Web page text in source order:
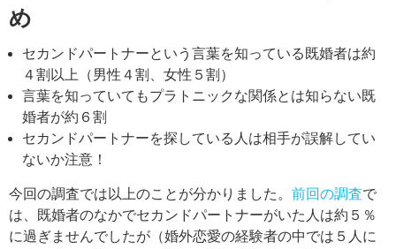
め
セカンドパートナーという言葉を知っている既婚者は約
４割以上（男性４割、女性５割）
言葉を知っていてもプラトニックな関係とは知らない既
婚者が約６割
セカンドパートナーを探している人は相手が誤解してい
ないか注意！
今回の調査では以上のことが分かりました。 前回の調査で
は、
既婚者のなかでセカンドパートナーがいた人は約５％
に過ぎませんでしたが（婚外恋愛の経験者の中では５人に